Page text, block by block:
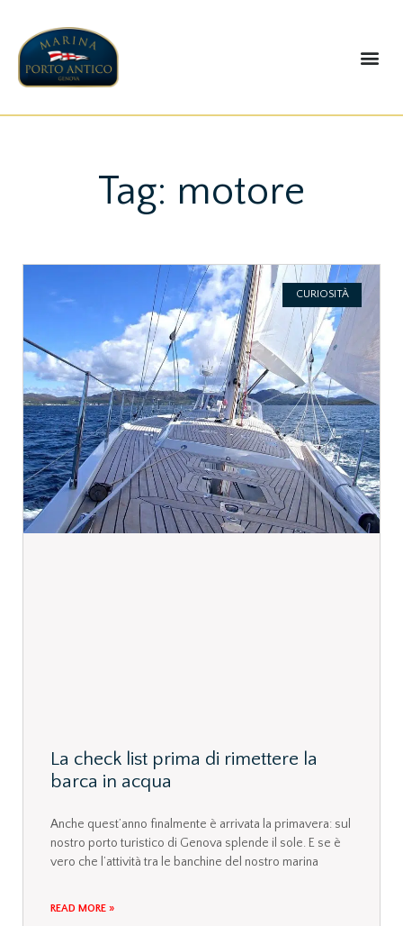
Tag: motore
CURIOSITÀ
La check list prima di rimettere la
barca in acqua
Anche quest’anno finalmente è arrivata la primavera: sul
nostro porto turistico di Genova splende il sole. E se è
vero che l’attività tra le banchine del nostro marina
READ MORE »